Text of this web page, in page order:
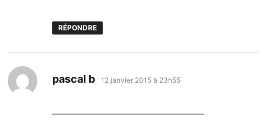
RÉPONDRE
pascal b dit :
12 janvier 2015 à 23h55